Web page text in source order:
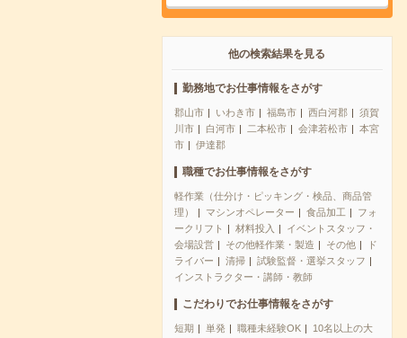
他の検索結果を見る
勤務地でお仕事情報をさがす
郡山市 いわき市 福島市 西白河郡
須賀
川市
白河市 二本松市 会津若松市
本宮
市
伊達郡
職種でお仕事情報をさがす
軽作業（仕分け・ピッキング・検品、商品管
理）
マシンオペレーター 食品加工
フォ
ークリフト
材料投入
イベントスタッフ・
会場設営
その他軽作業・製造 その他
ド
ライバー
清掃
試験監督・選挙スタッフ
インストラクター・講師・教師
こだわりでお仕事情報をさがす
短期 単発 職種未経験OK
10名以上の大